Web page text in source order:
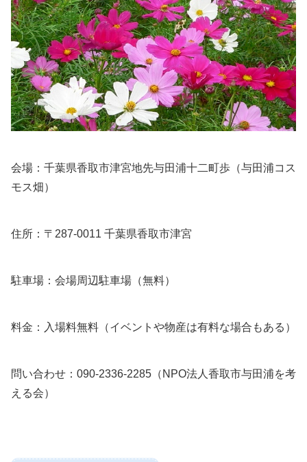
会場：千葉県香取市津宮地先与田浦十二町歩（与田浦コス
モス畑）
住所：〒287-0011 千葉県香取市津宮
駐車場：会場周辺駐車場（無料）
料金：入場料無料（イベントや物産は有料な場合もある）
問い合わせ：090-2336-2285（NPO法人香取市与田浦を考
える会）